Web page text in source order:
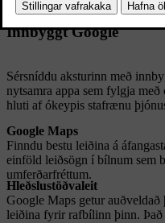
Innbyggt Google
Sérsníddu aksturinn með
nytsamra appa sem fylgja
hluti af ókeypis stafrænu
Google Maps
Finndu bestu leiðina á
einföld leiðsögn í bílnum sem
umferðarfréttum.
Hleðslustöðvaleit
Google Maps getur
leiðina fyrir rafbílinn þinn. Það